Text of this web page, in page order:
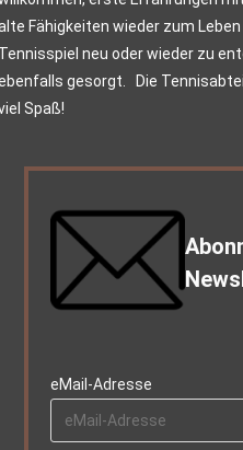
Fähigkeiten wieder zum
neu oder wieder zu
gesorgt. Die
Spaß!
eMail-Adresse